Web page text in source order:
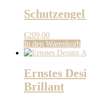
€209,00
In den Warenkorb
Ernstes
Brillant